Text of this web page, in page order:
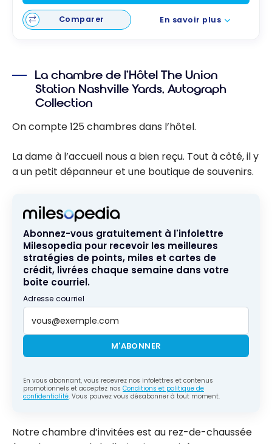
Comparer En savoir plus
La chambre de l’Hôtel The Union
Station Nashville Yards, Autograph
Collection
On compte 125 chambres dans l’hôtel.
La dame à l’accueil nous a bien reçu. Tout à côté, il y
a un petit dépanneur et une boutique de souvenirs.
Abonnez-vous gratuitement à l'infolettre
Milesopedia pour recevoir les meilleures
stratégies de points, miles et cartes de
crédit, livrées chaque semaine dans votre
boîte courriel.
Adresse courriel
M'ABONNER
En vous abonnant, vous recevrez nos infolettres et contenus
promotionnels et acceptez nos Conditions et politique de
confidentialité. Vous pouvez vous désabonner à tout moment.
Notre chambre d’invitées est au rez-de-chaussée